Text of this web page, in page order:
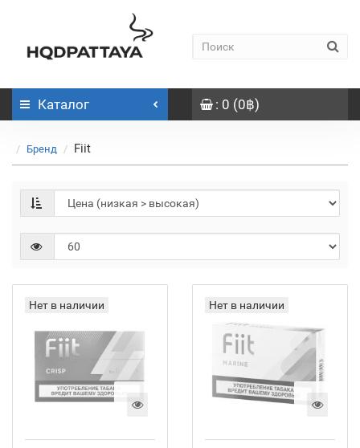
Каталог : 0 (0฿)
Бренд Fiit
Нет в наличии Нет в наличии